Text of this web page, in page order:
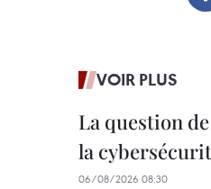
VOIR PLUS
La question
la
06/08/2026 08:30